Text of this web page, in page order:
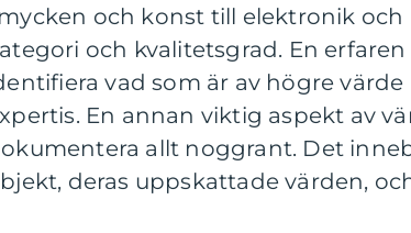
och konst till elektronik
och kvalitetsgrad. En
vad som är av högre
En annan viktig aspekt av
allt noggrant. Det
deras uppskattade värden,